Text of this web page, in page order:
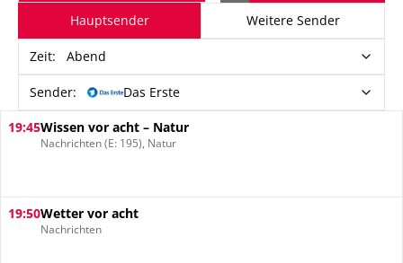
Hauptsender Weitere Sender
Zeit: Abend
Sender: Das Erste
19:45Wissen vor acht – Natur
Nachrichten (E: 195), Natur
19:50Wetter vor acht
Nachrichten